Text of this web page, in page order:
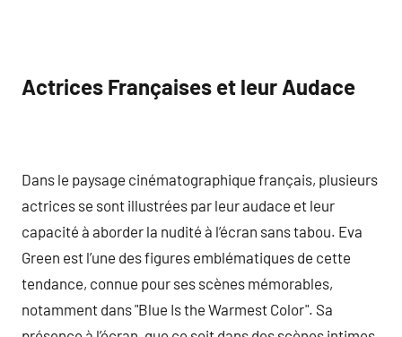
Actrices Françaises et leur Audace
Dans le paysage cinématographique français, plusieurs
actrices se sont illustrées par leur audace et leur
capacité à aborder la nudité à l’écran sans tabou. Eva
Green est l’une des figures emblématiques de cette
tendance, connue pour ses scènes mémorables,
notamment dans "Blue Is the Warmest Color". Sa